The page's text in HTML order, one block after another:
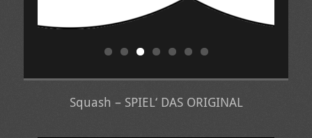
Squash – SPIEL‘ DAS ORIGINAL